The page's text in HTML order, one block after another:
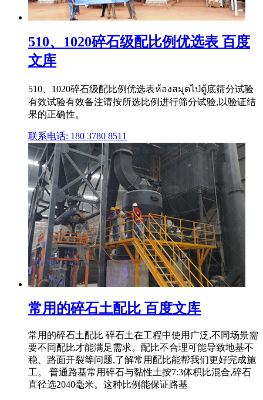
510、1020碎石级配比例优选表 百度
文库
510、1020碎石级配比例优选表ห้องสมุดไป่ตู้底筛分试验
有效试验有效备注请按所选比例进行筛分试验,以验证结
果的正确性。
联系电话: 180 3780 8511
常用的碎石土配比 百度文库
常用的碎石土配比 碎石土在工程中使用广泛,不同场景需
要不同配比才能满足需求。配比不合理可能导致地基不
稳、路面开裂等问题,了解常用配比能帮我们更好完成施
工。 普通路基常用碎石与黏性土按7:3体积比混合,碎石
直径选2040毫米。这种比例能保证路基